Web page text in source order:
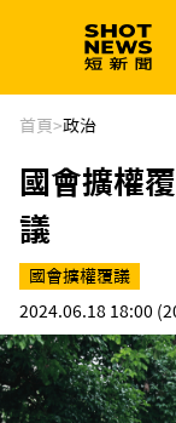
生技 政治
新南向 體育
首頁>政治
國會擴權
議
國會擴權覆議
2024.06.18 18:00